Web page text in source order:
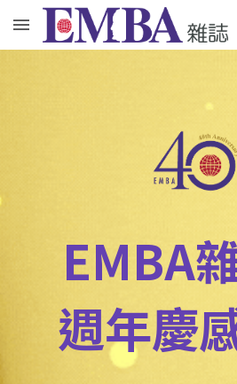
Skip to main content
EMBA
週年慶